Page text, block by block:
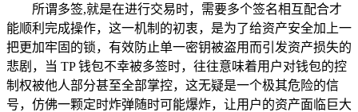
所谓多签,就是在进行交易时，需要多个签名相互配合才
能顺利完成操作，这一机制的初衷，是为了给资产安全加上一
把更加牢固的锁，有效防止单一密钥被盗用而引发资产损失的
悲剧，当 TP 钱包不幸被多签时，往往意味着用户对钱包的控
制权被他人部分甚至全部掌控，这无疑是一个极其危险的信
号，仿佛一颗定时炸弹随时可能爆炸，让用户的资产面临巨大